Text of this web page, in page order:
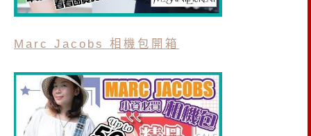
Marc Jacobs 相機包開箱